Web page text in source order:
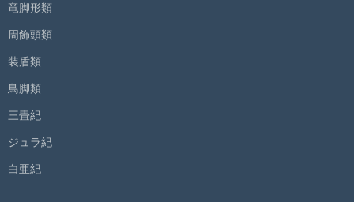
竜脚形類
周飾頭類
装盾類
鳥脚類
三畳紀
ジュラ紀
白亜紀